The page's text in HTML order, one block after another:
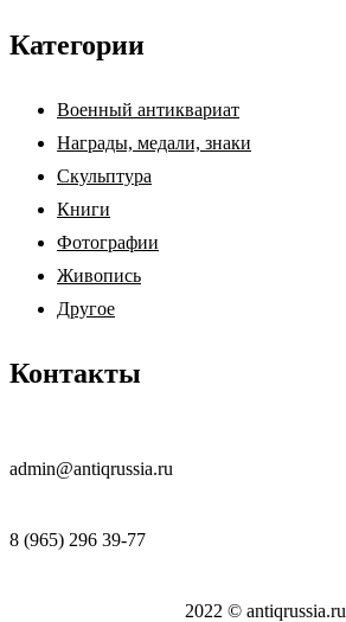
Категории
Военный антиквариат
Награды, медали, знаки
Скульптура
Книги
Фотографии
Живопись
Другое
Контакты
admin@antiqrussia.ru
8 (965) 296 39-77
2022 © antiqrussia.ru